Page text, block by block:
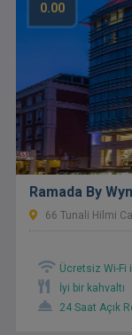
0.00
Ramada By
66 Tunali Hilmi
Ücretsiz Wi-Fi
İyi bir kahvaltı
24 Saat Açık